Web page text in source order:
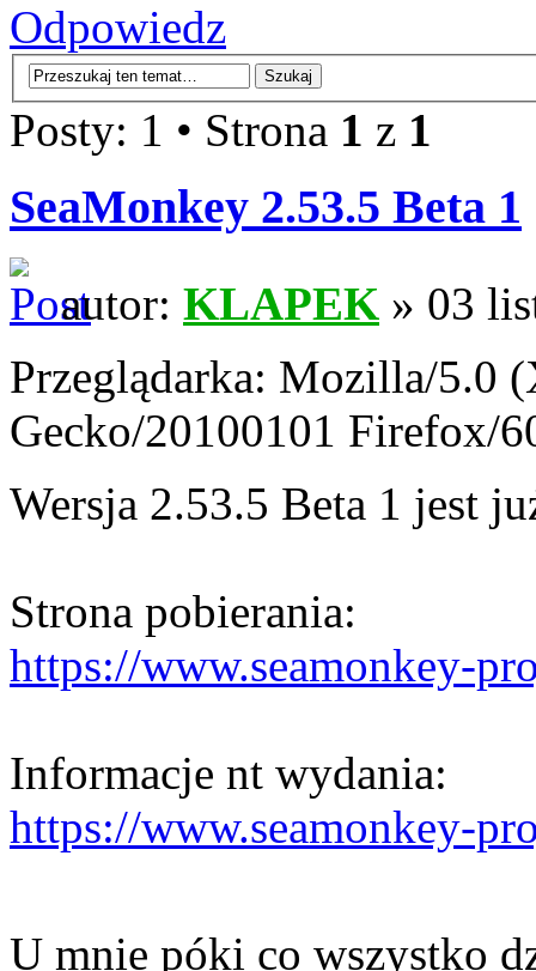
Odpowiedz
Posty: 1 • Strona 1 z 1
SeaMonkey 2.53.5 Beta 1
autor: KLAPEK » 03
Przeglądarka: Mozilla/5.0
Gecko/20100101 Firefox/
Wersja 2.53.5 Beta 1 jest
Strona pobierania:
https://www.seamonkey-
Informacje nt wydania:
https://www.seamonkey-
U mnie póki co wszystko